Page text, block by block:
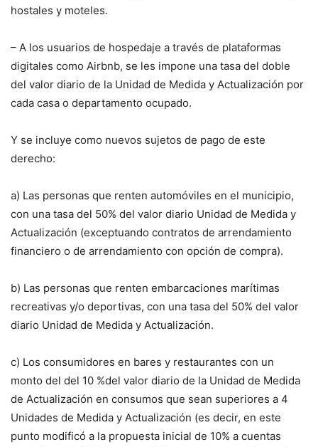
hostales y moteles.
– A los usuarios de hospedaje a través de plataformas
digitales como Airbnb, se les impone una tasa del doble
del valor diario de la Unidad de Medida y Actualización por
cada casa o departamento ocupado.
Y se incluye como nuevos sujetos de pago de este
derecho:
a) Las personas que renten automóviles en el municipio,
con una tasa del 50% del valor diario Unidad de Medida y
Actualización (exceptuando contratos de arrendamiento
financiero o de arrendamiento con opción de compra).
b) Las personas que renten embarcaciones marítimas
recreativas y/o deportivas, con una tasa del 50% del valor
diario Unidad de Medida y Actualización.
c) Los consumidores en bares y restaurantes con un
monto del del 10 %del valor diario de la Unidad de Medida
de Actualización en consumos que sean superiores a 4
Unidades de Medida y Actualización (es decir, en este
punto modificó a la propuesta inicial de 10% a cuentas